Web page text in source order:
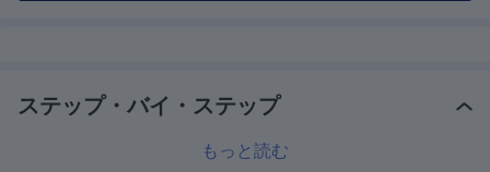
ステップ・バイ・ステップ
もっと読む